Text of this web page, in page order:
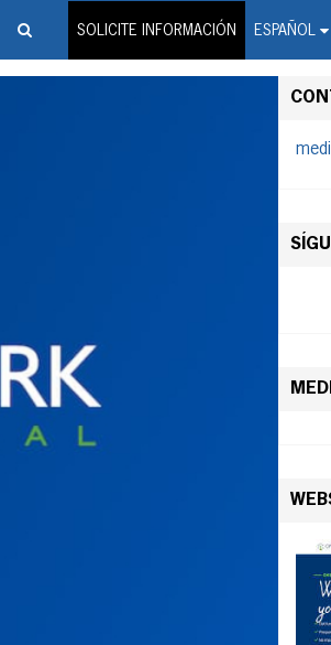
SOLICITE INFORMACIÓN ESPAÑOL
Wire Service